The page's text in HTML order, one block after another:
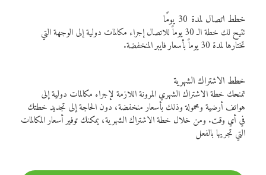
خطط اتصال لمدة 30 يومًا
تتيح لك خطة الـ 30 يوماً للاتصال إجراء مكالمات دولية إلى الوجهة التي
تختارها لمدة 30 يوماً بأسعار فايبر المنخفضة.
خطط الاشتراك الشهرية
تمنحك خطة الاشتراك الشهري المرونة اللازمة لإجراء مكالمات دولية إلى
هواتف أرضية ومحمولة وذلك بأسعار منخفضة، دون الحاجة إلى تجديد خطتك
في أي وقت. ومن خلال خطة الاشتراك الشهرية، يمكنك توفير أسعار المكالمات
التي تجريها بالفعل